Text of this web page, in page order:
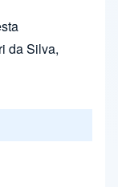
da Silva,